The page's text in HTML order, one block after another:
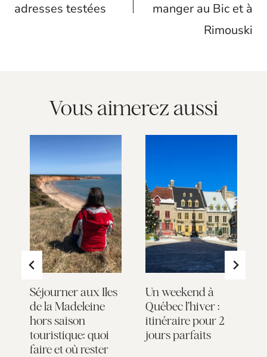
adresses testées
manger au Bic et à
Rimouski
Vous aimerez aussi
Séjourner aux Iles
de la Madeleine
hors saison
touristique: quoi
faire et où rester
Un weekend à
Québec l’hiver :
itinéraire pour 2
jours parfaits